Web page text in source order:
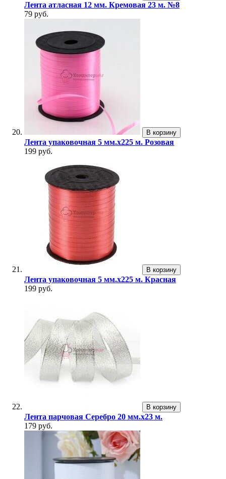
Лента атласная 12 мм. Кремовая 23 м. №8
79 руб.
В корзину
Лента упаковочная 5 мм.х225 м. Розовая
199 руб.
В корзину
Лента упаковочная 5 мм.х225 м. Красная
199 руб.
В корзину
Лента парчовая Серебро 20 мм.х23 м.
179 руб.